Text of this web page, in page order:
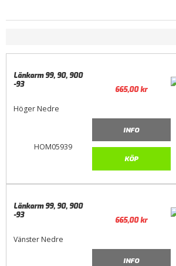
HOM05939
Länkarm 99, 90, 900
-93
Höger Nedre
665,00kr
INFO
KÖP
Länkarm 99, 90, 900
-93
Vänster Nedre
665,00kr
INFO